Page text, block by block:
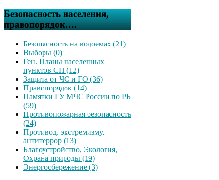
Безопасность населения,
правопорядок….
Безопасность на водоемах (21)
Выборы (0)
Ген. Планы населенных
пунктов СП (12)
Защита от ЧС и ГО (36)
Правопорядок (14)
Памятки ГУ МЧС России по РБ
(59)
Противопожарная безопасность
(24)
Противод. экстремизму,
антитеррор (13)
Благоустройство, Экология,
Охрана природы (19)
Энергосбережение (3)